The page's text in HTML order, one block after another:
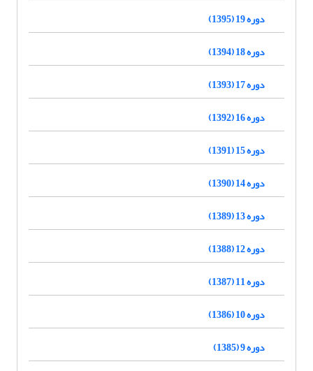
دوره 19 (1395)
دوره 18 (1394)
دوره 17 (1393)
دوره 16 (1392)
دوره 15 (1391)
دوره 14 (1390)
دوره 13 (1389)
دوره 12 (1388)
دوره 11 (1387)
دوره 10 (1386)
دوره 9 (1385)